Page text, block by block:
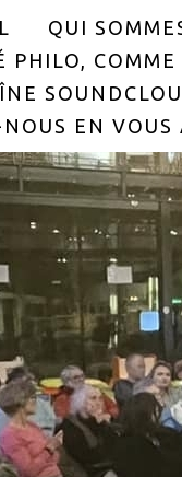
QUI
PHILO,
NOUS EN